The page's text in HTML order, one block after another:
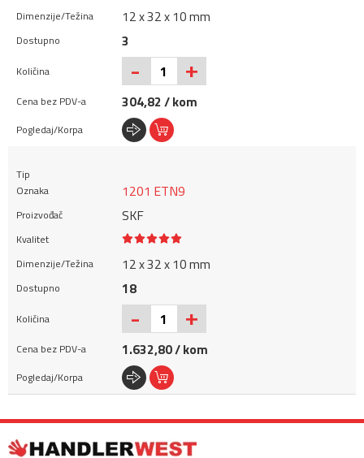
12 x 32 x 10 mm
3
- +
304,82 / kom
1201 ETN9
SKF
12 x 32 x 10 mm
18
- +
1.632,80 / kom